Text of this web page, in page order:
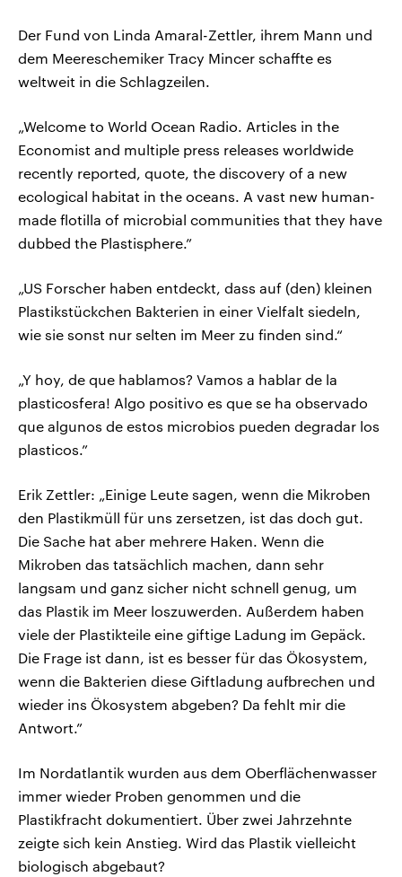
Der Fund von Linda Amaral-Zettler, ihrem Mann und
dem Meereschemiker Tracy Mincer schaffte es
weltweit in die Schlagzeilen.
„Welcome to World Ocean Radio. Articles in the
Economist and multiple press releases worldwide
recently reported, quote, the discovery of a new
ecological habitat in the oceans. A vast new human-
made flotilla of microbial communities that they have
dubbed the Plastisphere.”
„US Forscher haben entdeckt, dass auf (den) kleinen
Plastikstückchen Bakterien in einer Vielfalt siedeln,
wie sie sonst nur selten im Meer zu finden sind.“
„Y hoy, de que hablamos? Vamos a hablar de la
plasticosfera! Algo positivo es que se ha observado
que algunos de estos microbios pueden degradar los
plasticos.”
Erik Zettler: „Einige Leute sagen, wenn die Mikroben
den Plastikmüll für uns zersetzen, ist das doch gut.
Die Sache hat aber mehrere Haken. Wenn die
Mikroben das tatsächlich machen, dann sehr
langsam und ganz sicher nicht schnell genug, um
das Plastik im Meer loszuwerden. Außerdem haben
viele der Plastikteile eine giftige Ladung im Gepäck.
Die Frage ist dann, ist es besser für das Ökosystem,
wenn die Bakterien diese Giftladung aufbrechen und
wieder ins Ökosystem abgeben? Da fehlt mir die
Antwort.”
Im Nordatlantik wurden aus dem Oberflächenwasser
immer wieder Proben genommen und die
Plastikfracht dokumentiert. Über zwei Jahrzehnte
zeigte sich kein Anstieg. Wird das Plastik vielleicht
biologisch abgebaut?